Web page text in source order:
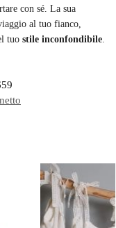
con sé. La sua
al tuo fianco,
tuo stile inconfondibile